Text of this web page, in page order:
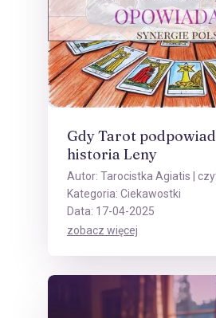
Gdy Tarot
historia Leny
Autor: Tarocistka Agiatis |
Kategoria: Ciekawostki
Data: 17-04-2025
zobacz więcej